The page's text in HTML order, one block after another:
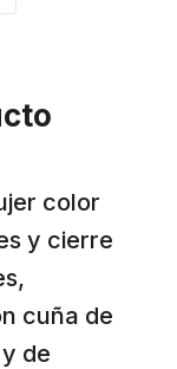
color
y cierre
cuña de
de